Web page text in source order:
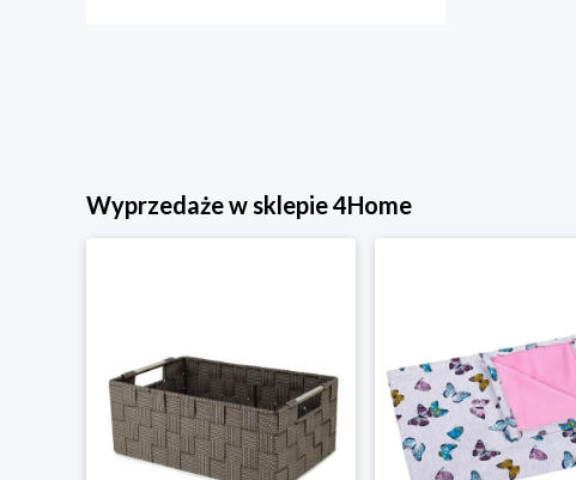
Wyprzedaże w sklepie 4Home